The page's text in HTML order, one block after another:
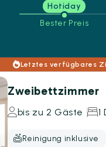
Hotiday
Bester Preis
Letztes verfügbares
Zweibettzimmer
bis zu 2 Gäste 1
Reinigung inklusive